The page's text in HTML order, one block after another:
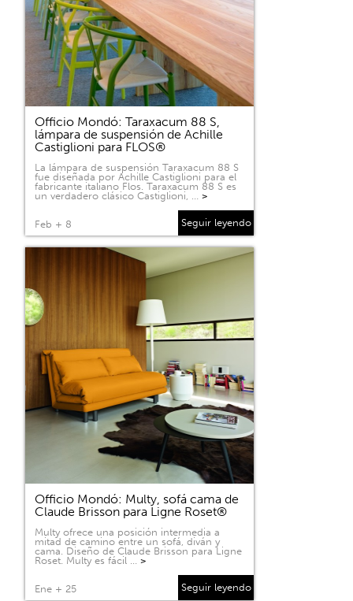
Officio Mondó: Taraxacum 88 S,
lámpara de suspensión de Achille
Castiglioni para FLOS®
La lámpara de suspensión Taraxacum 88 S
fue diseñada por Achille Castiglioni para el
fabricante italiano Flos. Taraxacum 88 S es
un verdadero clásico Castiglioni, … >
Feb + 8 Seguir leyendo
Officio Mondó: Multy, sofá cama de
Claude Brisson para Ligne Roset®
Multy ofrece una posición intermedia a
mitad de camino entre un sofá, diván y
cama. Diseño de Claude Brisson para Ligne
Roset. Multy es fácil … >
Ene + 25 Seguir leyendo